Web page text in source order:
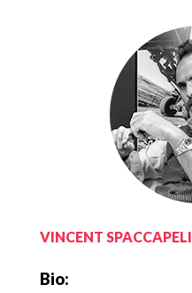
VINCENT SPACCAPELI
Bio: